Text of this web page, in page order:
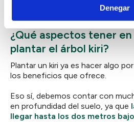
Denegar
¿Qué aspectos tener
plantar el árbol kiri?
Plantar un kiri ya es hacer algo
los beneficios que ofrece.
Eso sí, debemos contar con
en profundidad del suelo, ya que
llegar hasta los dos metros